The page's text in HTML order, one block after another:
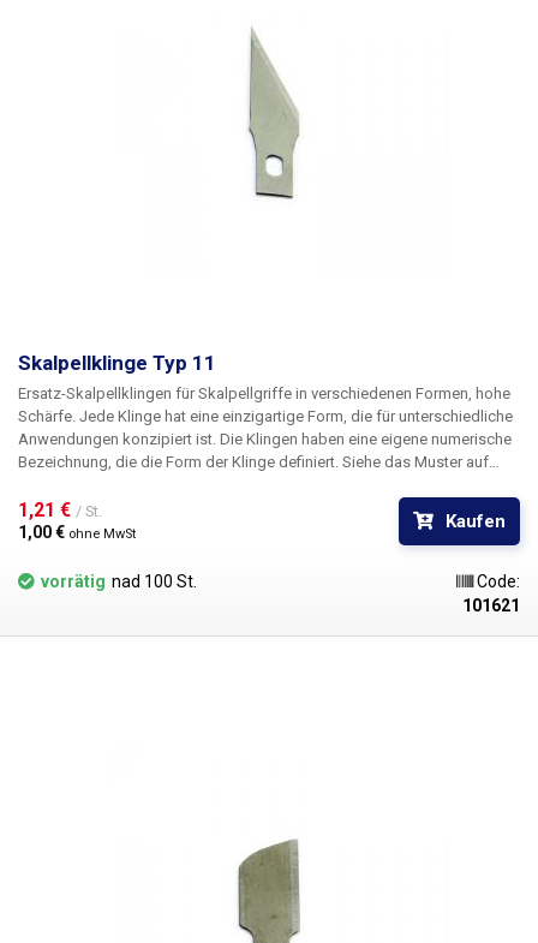
Skalpellklinge Typ 11
Ersatz-Skalpellklingen für Skalpellgriffe in verschiedenen Formen, hohe
Schärfe. Jede Klinge hat eine einzigartige Form, die für unterschiedliche
Anwendungen konzipiert ist. Die Klingen haben eine eigene numerische
Bezeichnung, die die Form der Klinge definiert. Siehe das Muster auf
Klingen sind nicht steril.
1,21 € / St.
1,00 € ohne MwSt
Kaufen
vorrätig nad 100 St.
Code:
101621